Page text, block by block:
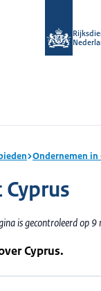
Ondernemen in
Cyprus
is gecontroleerd op
Cyprus.